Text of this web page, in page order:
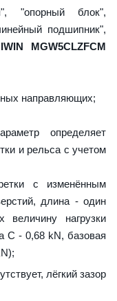
"опорный блок",
подшипник",
MGW5CLZFCM
направляющих;
определяет
и рельса с учетом
с изменённым
длина - один
величину нагрузки
C - 0,68 kN, базовая
лёгкий зазор